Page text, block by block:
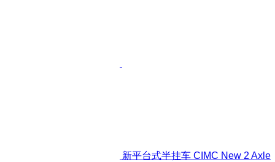
新平台式半挂车 CIMC New 2 Axle